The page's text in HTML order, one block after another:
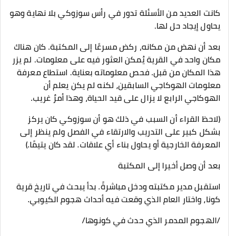
كانت العديد من الأسئلة تدور في رأس سوزوكي بلا نهاية وهو
يحاول إيجاد حل لها.
بعد أن نهض من مكانه، ركض مسرعًا إلى المكتبة. كان هناك
مكان واحد في القرية يُمكن العثور فيه على معلومات. لم يزر
هذا المكان من قبل. فحص معلوماته بعناية. استطاع معرفة
معلومات الهوكاجي السابقين، لكنه لم يكن يعلم أن
الهوكاجي الرابع لا يزال على قيد الحياة، وهذا أمرٌ غريب.
(لاحظ القراء أن السبب في ذلك هو أن سوزوكي كان يركز
بشكل كبير على التدريب والارتقاء في الفصل ولم ينظر إلى
المعرفة الخارجية أو يحاول بناء أي علاقات. لقد كان يتيمًا.)
بعد أن وصل أخيرا إلى المكتبة
استقبل مدير مكتبته ودخل مباشرةً. بدأ يبحث في تاريخ قرية
كونا، واختار العام الذي وقعت فيه أحداث هجوم الكيوبي.
/الهجوم المدمر الذي حدث في كونوها/